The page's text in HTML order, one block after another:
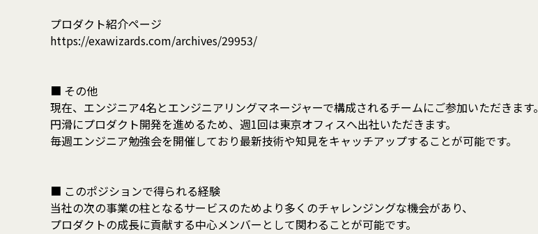
プロダクト紹介ページ
https://exawizards.com/archives/29953/
■ その他
現在、エンジニア4名とエンジニアリングマネージャーで構成されるチームにご参加いただきます。
円滑にプロダクト開発を進めるため、週1回は東京オフィスへ出社いただきます。
毎週エンジニア勉強会を開催しており最新技術や知見をキャッチアップすることが可能です。
■ このポジションで得られる経験
当社の次の事業の柱となるサービスのためより多くのチャレンジングな機会があり、
プロダクトの成長に貢献する中心メンバーとして関わることが可能です。